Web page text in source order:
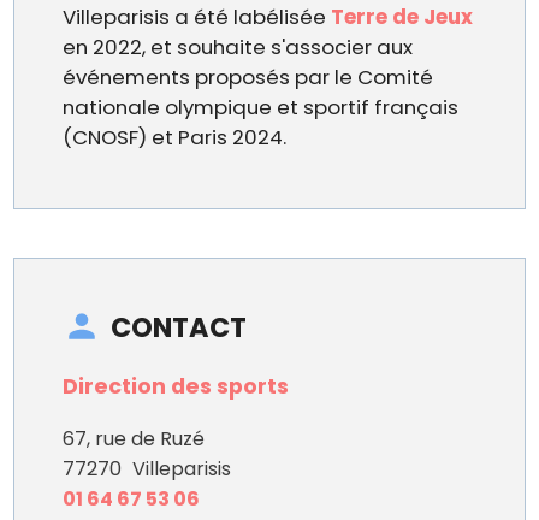
Villeparisis a été labélisée Terre de Jeux
en 2022, et souhaite s'associer aux
événements proposés par le Comité
nationale olympique et sportif français
(CNOSF) et Paris 2024.
CONTACT
Direction des sports
67, rue de Ruzé
77270 Villeparisis
01 64 67 53 06